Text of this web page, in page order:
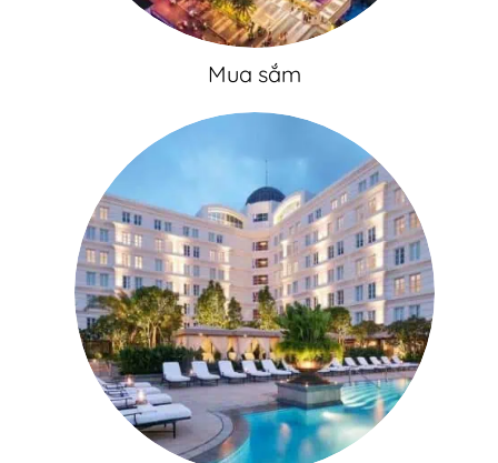
Mua sắm